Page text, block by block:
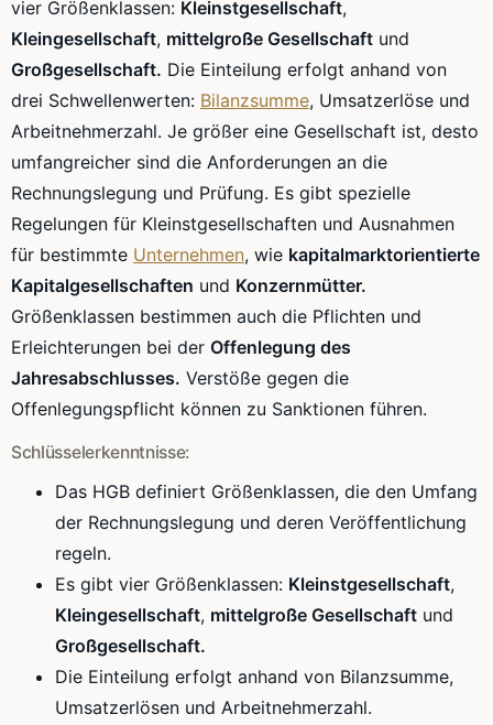
vier Größenklassen: Kleinstgesellschaft,
Kleingesellschaft, mittelgroße Gesellschaft und
Großgesellschaft. Die Einteilung erfolgt anhand von
drei Schwellenwerten: Bilanzsumme, Umsatzerlöse und
Arbeitnehmerzahl. Je größer eine Gesellschaft ist, desto
umfangreicher sind die Anforderungen an die
Rechnungslegung und Prüfung. Es gibt spezielle
Regelungen für Kleinstgesellschaften und Ausnahmen
für bestimmte Unternehmen, wie kapitalmarktorientierte
Kapitalgesellschaften und Konzernmütter.
Größenklassen bestimmen auch die Pflichten und
Erleichterungen bei der Offenlegung des
Jahresabschlusses. Verstöße gegen die
Offenlegungspflicht können zu Sanktionen führen.
Schlüsselerkenntnisse:
Das HGB definiert Größenklassen, die den Umfang
der Rechnungslegung und deren Veröffentlichung
regeln.
Es gibt vier Größenklassen: Kleinstgesellschaft,
Kleingesellschaft, mittelgroße Gesellschaft und
Großgesellschaft.
Die Einteilung erfolgt anhand von Bilanzsumme,
Umsatzerlösen und Arbeitnehmerzahl.